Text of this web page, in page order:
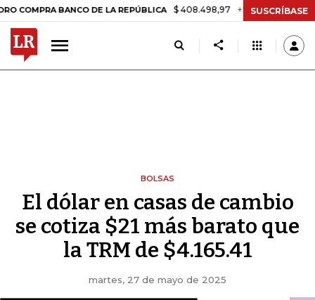
BANCO DE LA REPÚBLICA $ 408.498,97 +$ 8.753,81 +2,19%
SUSCRÍBASE
BOLSAS
El dólar en casas de cambio
se cotiza $21 más barato que
la TRM de $4.165.41
martes, 27 de mayo de 2025